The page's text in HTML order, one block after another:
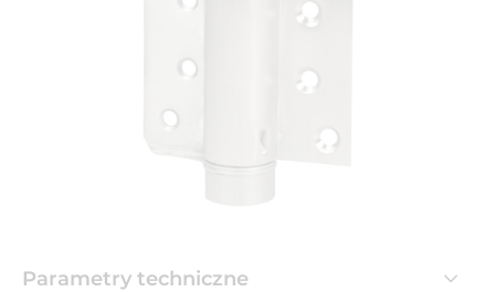
Parametry techniczne